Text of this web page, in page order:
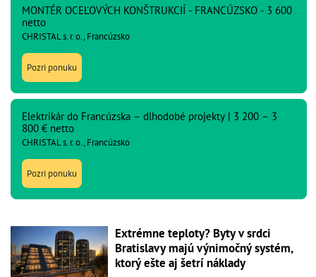
MONTÉR OCEĽOVÝCH KONŠTRUKCIÍ - FRANCÚZSKO - 3 600
netto
CHRISTAL s. r. o., Francúzsko
Pozri ponuku
Elektrikár do Francúzska – dlhodobé projekty | 3 200 – 3
800 € netto
CHRISTAL s. r. o., Francúzsko
Pozri ponuku
Extrémne teploty? Byty v srdci
Bratislavy majú výnimočný systém,
ktorý ešte aj šetrí náklady